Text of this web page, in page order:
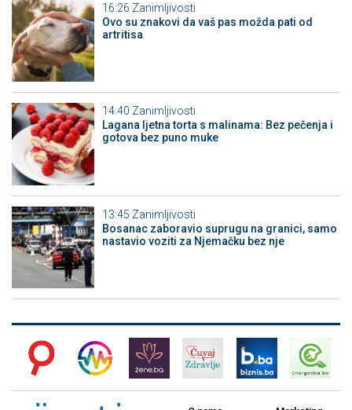
16:26 Zanimljivosti
Ovo su znakovi da vaš pas možda pati od
artritisa
14:40 Zanimljivosti
Lagana ljetna torta s malinama: Bez pečenja i
gotova bez puno muke
13:45 Zanimljivosti
Bosanac zaboravio suprugu na granici, samo
nastavio voziti za Njemačku bez nje